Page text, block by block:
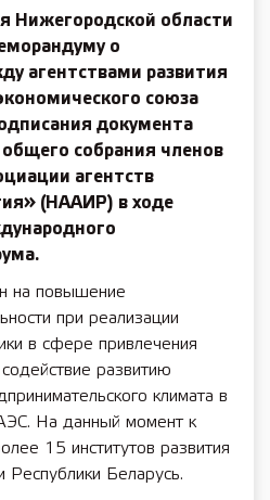
Нижегородской области
о
агентствами развития
союза
документа
общего собрания членов
агентств
(НААИР) в ходе
на повышение
при реализации
в сфере привлечения
развитию
климата в
На данный момент к
15 институтов развития
Республики Беларусь.